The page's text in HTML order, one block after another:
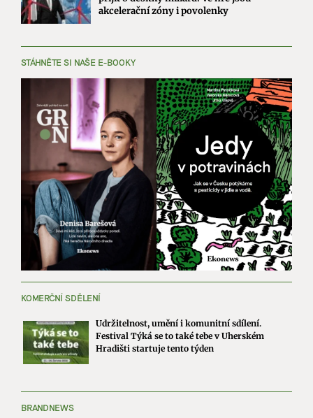
akcelerační zóny i povolenky
STÁHNĚTE SI NAŠE E-BOOKY
KOMERČNÍ SDĚLENÍ
Udržitelnost, umění i komunitní sdílení.
Festival Týká se to také tebe v Uherském
Hradišti startuje tento týden
BRANDNEWS